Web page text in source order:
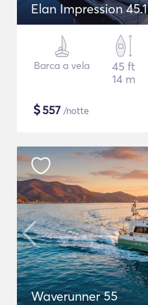
Elan Impression 45.1
Barca a vela
45 ft
14 m
$557 /notte
Waverunner 55